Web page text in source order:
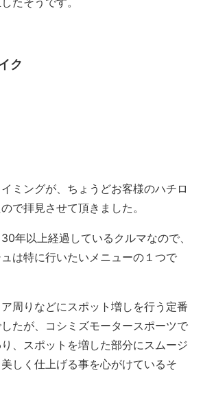
ク
ミングが、ちょうどお客様のハチロ
で拝見させて頂きました。
年以上経過しているクルマなので、
は特に行いたいメニューの１つで
周りなどにスポット増しを行う定番
たが、コシミズモータースポーツで
、スポットを増した部分にスムージ
しく仕上げる事を心がけているそ